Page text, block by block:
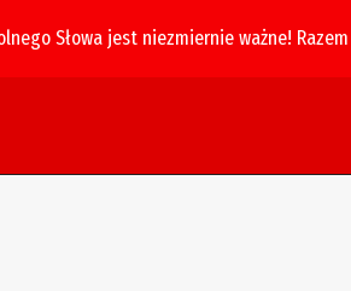
Słowa jest niezmiernie ważne!